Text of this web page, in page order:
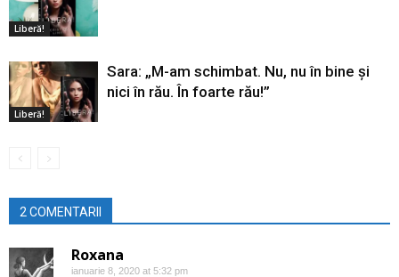
Liberă!
Liberă!
Sara: „M-am schimbat. Nu, nu în bine și
nici în rău. În foarte rău!”
2 COMENTARII
Roxana
ianuarie 8, 2020 at 5:32 pm